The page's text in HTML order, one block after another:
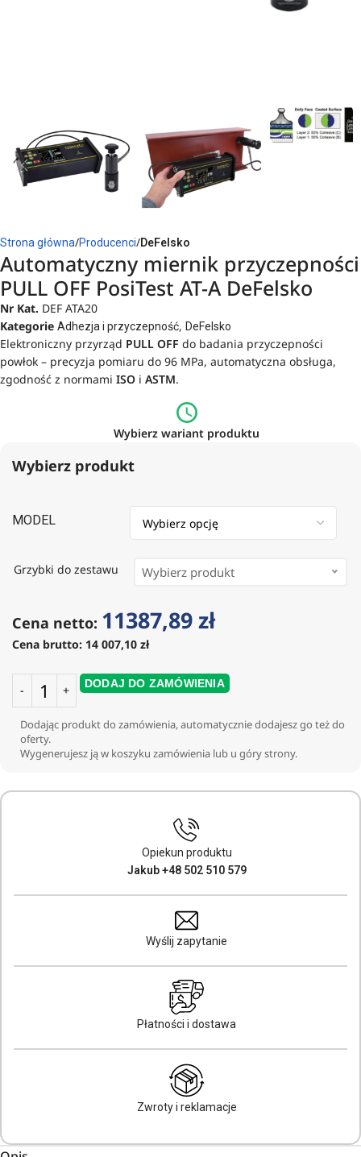
Strona główna Producenci DeFelsko
Automatyczny miernik przyczepności
PULL OFF PosiTest AT-A DeFelsko
Nr Kat. DEF ATA20
Kategorie Adhezja i przyczepność, DeFelsko
Elektroniczny przyrząd PULL OFF do badania przyczepności
powłok – precyzja pomiaru do 96 MPa, automatyczna obsługa,
zgodność z normami ISO i ASTM.
Wybierz wariant produktu
Wybierz produkt
MODEL
Grzybki do zestawu Wybierz produkt
(1178,71
Cena netto: 11387,89zł
Cena brutto: 14 007,10 zł
DODAJ DO ZAMÓWIENIA
Dodając produkt do zamówienia, automatycznie dodajesz go też do
oferty.
Wygenerujesz ją w koszyku zamówienia lub u góry strony.
Opiekun produktu
Jakub +48 502 510 579
Wyślij zapytanie
Płatności i dostawa
Zwroty i reklamacje